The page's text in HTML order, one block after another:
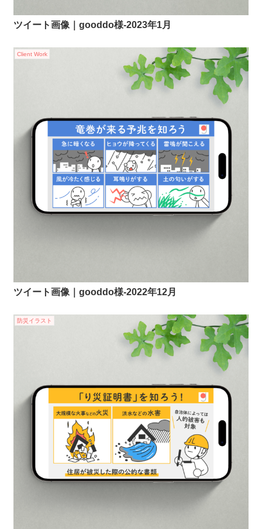
ツイート画像｜gooddo様-2023年1月
Client Work
ツイート画像｜gooddo様-2022年12月
防災イラスト